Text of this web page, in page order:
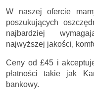
W naszej ofercie
poszukujących
najbardziej
najwyższej jakości,
Ceny od £45 i
płatności takie jak
bankowy.